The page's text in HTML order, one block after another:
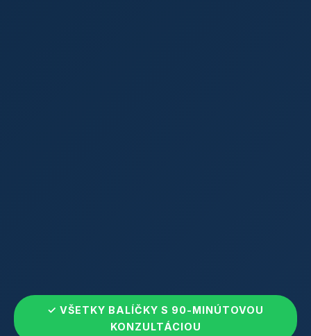
✓ VŠETKY BALÍČKY S 90-MINÚTOVOU
KONZULTÁCIOU